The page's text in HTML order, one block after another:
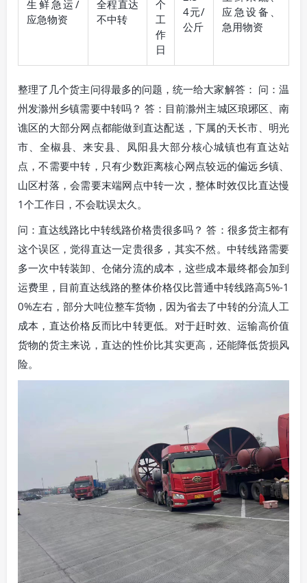
生鲜急运/
应急物资
全程直达
不中转
个
工
作
日
4元/
公斤
应急设备、
急用物资
整理了几个货主问得最多的问题，统一给大家解答： 问：温
州发滁州乡镇需要中转吗？ 答：目前滁州主城区琅琊区、南
谯区的大部分网点都能做到直达配送，下属的天长市、明光
市、全椒县、来安县、凤阳县大部分核心城镇也有直达站
点，不需要中转，只有少数距离核心网点较远的偏远乡镇、
山区村落，会需要末端网点中转一次，整体时效仅比直达慢
1个工作日，不会耽误太久。
问：直达线路比中转线路价格贵很多吗？ 答：很多货主都有
这个误区，觉得直达一定贵很多，其实不然。中转线路需要
多一次中转装卸、仓储分流的成本，这些成本最终都会加到
运费里，目前直达线路的整体价格仅比普通中转线路高5%-1
0%左右，部分大吨位整车货物，因为省去了中转的分流人工
成本，直达价格反而比中转更低。对于赶时效、运输高价值
货物的货主来说，直达的性价比其实更高，还能降低货损风
险。